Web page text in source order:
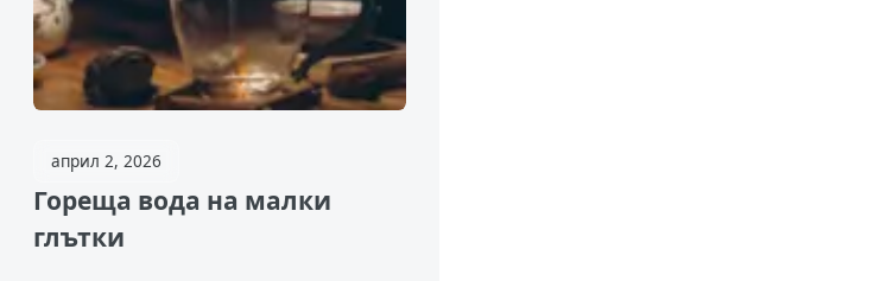
април 2, 2026
Гореща вода на малки
глътки